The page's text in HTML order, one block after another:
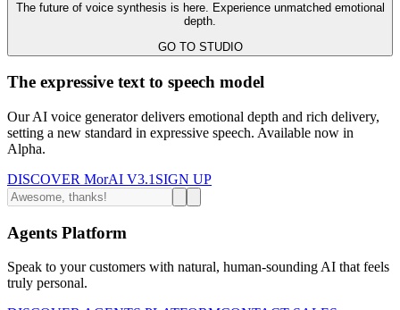
The future of voice synthesis is here. Experience unmatched emotional
depth.
GO TO STUDIO
The expressive text to speech model
Our AI voice generator delivers emotional depth and rich delivery,
setting a new standard in expressive speech. Available now in
Alpha.
DISCOVER MorAI V3.1 SIGN UP
Agents Platform
Speak to your customers with natural, human-sounding AI that feels
truly personal.